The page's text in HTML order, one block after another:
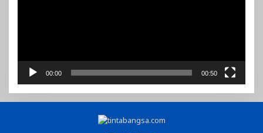
00:00 00:50